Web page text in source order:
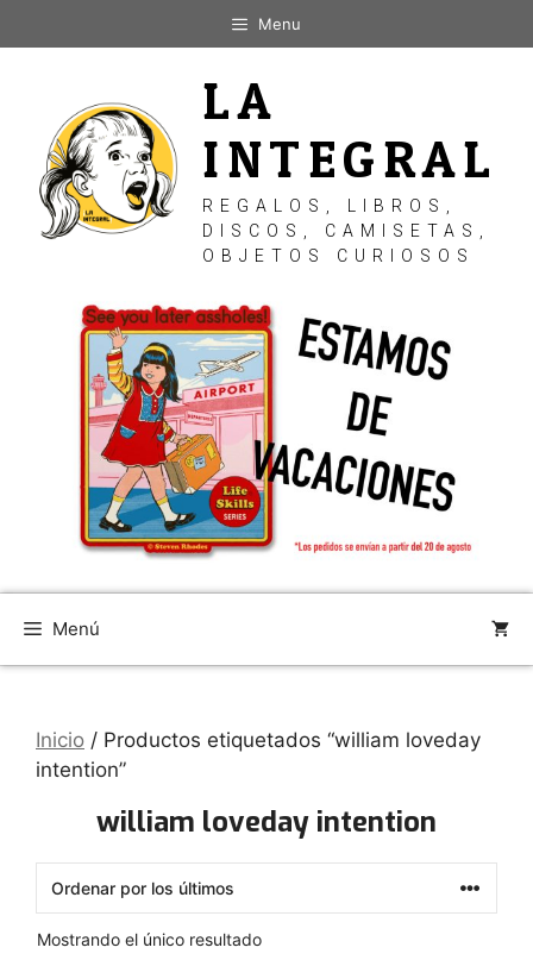
al
Menu
LA
INTEGRAL
REGALOS, LIBROS,
DISCOS, CAMISETAS,
OBJETOS CURIOSOS
Menú
Inicio / Productos etiquetados “william loveday
intention”
william loveday intention
Mostrando el único resultado